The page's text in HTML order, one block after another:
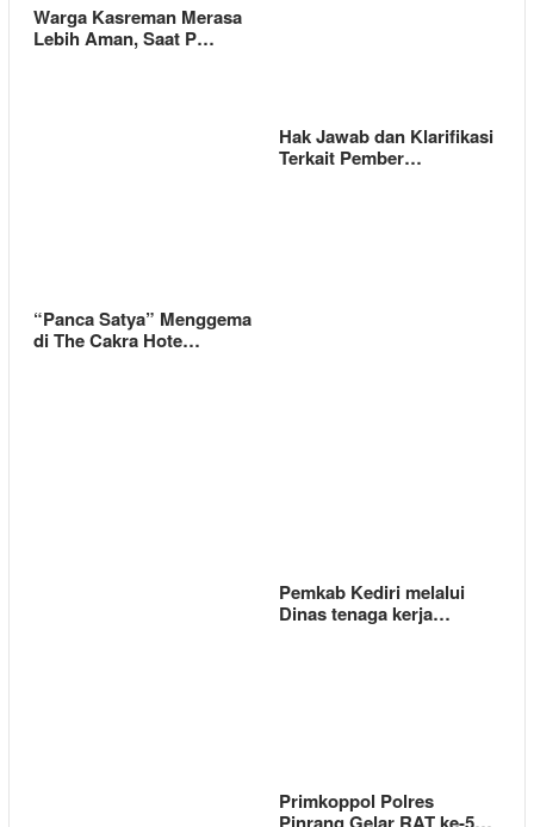
Warga Kasreman Merasa
Lebih Aman, Saat P…
Hak Jawab dan Klarifikasi
Terkait Pember…
“Panca Satya” Menggema
di The Cakra Hote…
Pemkab Kediri melalui
Dinas tenaga kerja…
Primkoppol Polres
Pinrang Gelar RAT ke-5…